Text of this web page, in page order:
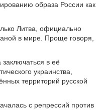
образа России как
Литва, официально
в мире. Проще говоря,
в её
украинства,
территорий русской
с репрессий против